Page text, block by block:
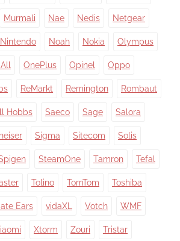
Murmali Nae Nedis Netgear
Nintendo Noah Nokia Olympus
OnePlus Opinel Oppo
ReMarkt Remington Rombaut
Hobbs Saeco Sage Salora
Sigma Sitecom Solis
SteamOne Tamron Tefal
Tolino TomTom Toshiba
Ears vidaXL Votch WMF
Xtorm Zouri Tristar